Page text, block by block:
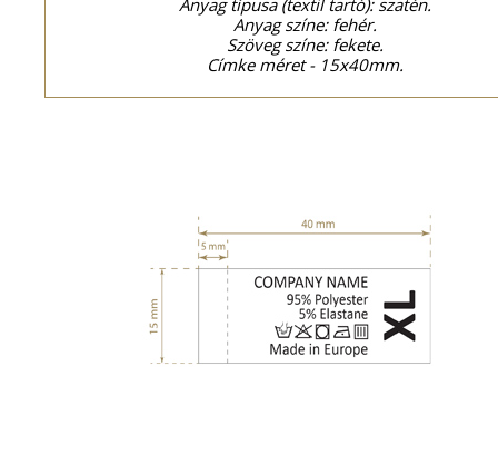
Anyag típusa (textil tartó): szatén.
Anyag színe: fehér.
Szöveg színe: fekete.
Címke méret - 15x40mm.